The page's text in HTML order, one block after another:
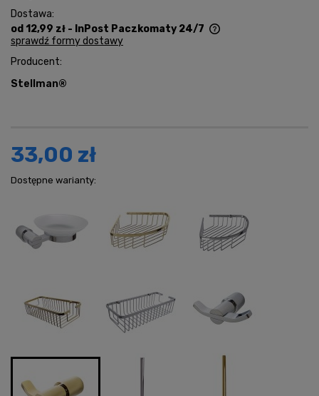
Dostawa:
od 12,99 zł - InPost Paczkomaty 24/7
Cena nie zawiera ewentualnych kosztów płatności
sprawdź formy dostawy
Producent:
Stellman®
33,00 zł
Dostępne warianty: